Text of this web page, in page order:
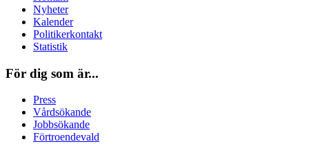
Nyheter
Kalender
Politikerkontakt
Statistik
För dig som är...
Press
Vårdsökande
Jobbsökande
Förtroendevald